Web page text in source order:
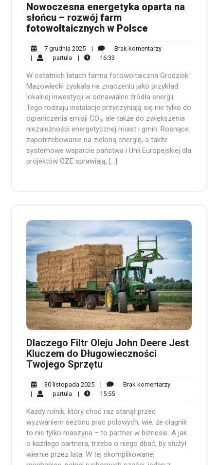
Nowoczesna energetyka oparta na
słońcu – rozwój farm
fotowoltaicznych w Polsce
7 grudnia 20257
grudnia
2025
| Brak komentarzyBrak
| partula partula
| 16:33
W ostatnich latach farma fotowoltaiczna Grodzisk
Mazowiecki zyskała na znaczeniu jako przykład
lokalnej inwestycji w odnawialne źródła energii.
Tego rodzaju instalacje przyczyniają się nie tylko do
ograniczenia emisji CO₂, ale także do zwiększenia
niezależności energetycznej miast i gmin. Rosnące
zapotrzebowanie na zieloną energię, a także
systemowe wsparcie państwa i Unii Europejskiej dla
projektów OZE sprawiają, […]
Dlaczego Filtr Oleju John Deere Jest
Kluczem do Długowieczności
Twojego Sprzętu
30 listopada 202530
listopada
2025
| Brak komentarzyBrak
| partula partula
| 15:5515:55
Każdy rolnik, który choć raz stanął przed
wyzwaniem sezonu prac polowych, wie, że ciągnik
to nie tylko maszyna – to partner w biznesie. A jak
o każdego partnera, trzeba o niego dbać, by służył
wiernie przez lata. W tej skomplikowanej